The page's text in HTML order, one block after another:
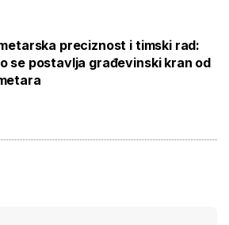
preciznost i timski rad:
se postavlja građevinski kran od